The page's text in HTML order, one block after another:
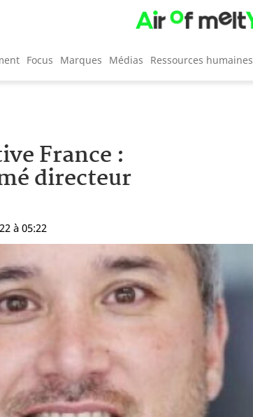
Focus Marques Médias Ressources humaines
France :
directeur
à 05:22